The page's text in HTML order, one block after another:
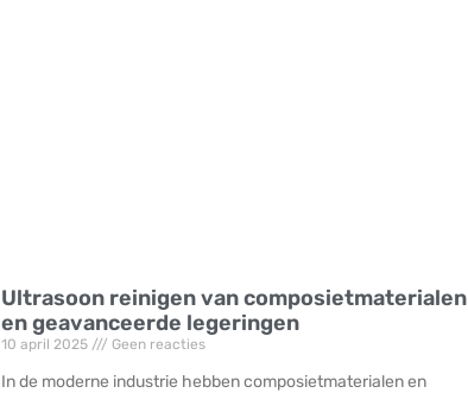
Ultrasoon reinigen van composietmaterialen
en geavanceerde legeringen
10 april 2025 Geen reacties
In de moderne industrie hebben composietmaterialen en